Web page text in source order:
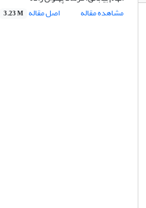
مشاهده مقاله
اصل مقاله 3.23 M